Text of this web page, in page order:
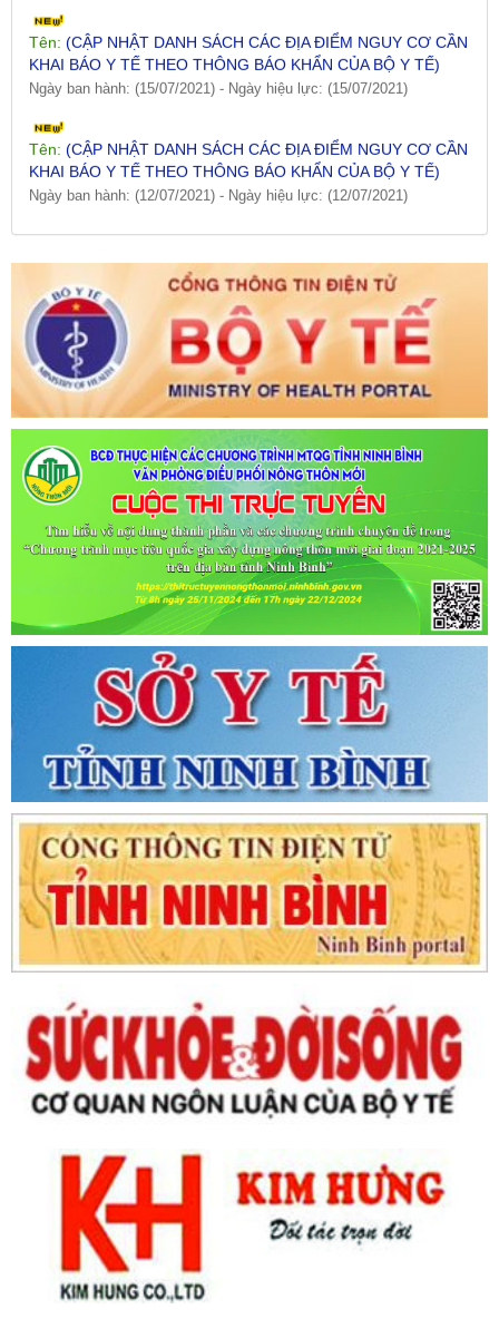
Tên:
KHAI BÁO Y TẾ THEO THÔNG BÁO KHẨN CỦA BỘ Y TẾ)
Ngày ban hành: (15/07/2021) -Ngày hiệu lực: (15/07/2021)
Tên:
KHAI BÁO Y TẾ THEO THÔNG BÁO KHẨN CỦA BỘ Y TẾ)
Ngày ban hành: (12/07/2021) -Ngày hiệu lực: (12/07/2021)
Tên:(CẬP NHẬT DANH SÁCH CÁC ĐỊA ĐIỂM NGUY CƠ CẦN
Ngày ban hành: (09/07/2021) -Ngày hiệu lực: (09/07/2021)
Tên:(CẬP NHẬT DANH SÁCH CÁC ĐỊA ĐIỂM NGUY CƠ CẦN
KHAI BÁO Y TẾ THEO THÔNG BÁO KHẨN CỦA BỘ Y TẾ)
Ngày ban hành: (06/07/2021) -Ngày hiệu lực: (06/07/2021)
Tên:(CẬP NHẬT DANH SÁCH CÁC ĐỊA ĐIỂM NGUY CƠ CẦN
KHAI BÁO Y TẾ THEO THÔNG BÁO KHẨN CỦA BỘ Y TẾ)
Ngày ban hành: (02/07/2021) -Ngày hiệu lực: (02/07/2021)